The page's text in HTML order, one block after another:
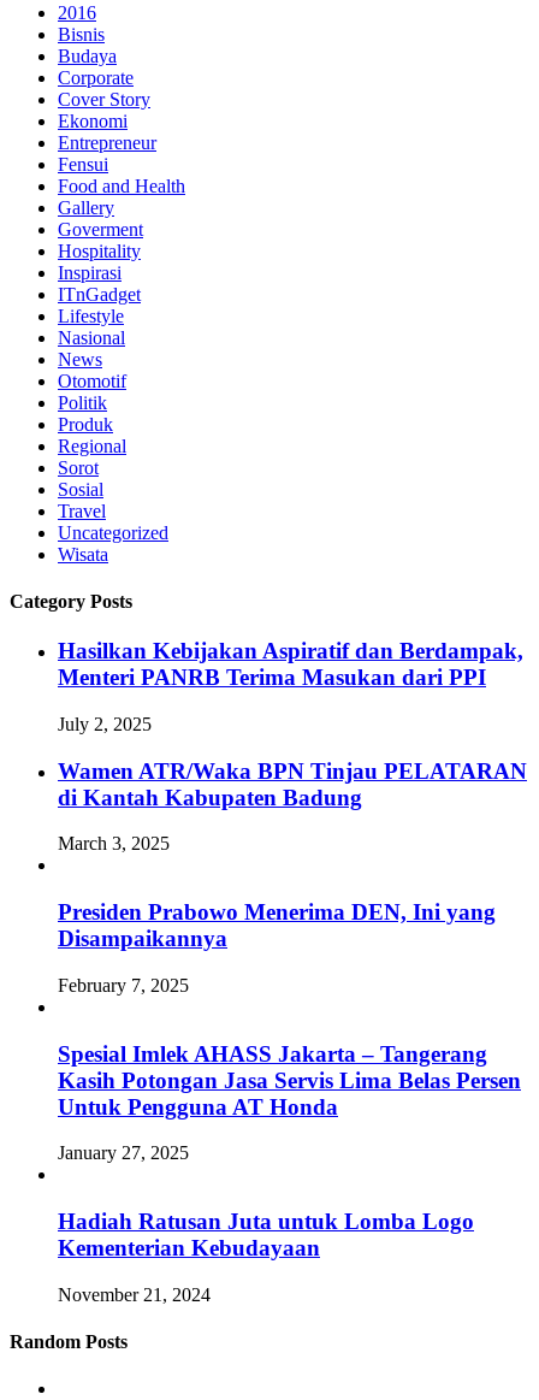
2016
Bisnis
Budaya
Corporate
Cover Story
Ekonomi
Entrepreneur
Fensui
Food and Health
Gallery
Goverment
Hospitality
Inspirasi
ITnGadget
Lifestyle
Nasional
News
Otomotif
Politik
Produk
Regional
Sorot
Sosial
Travel
Uncategorized
Wisata
Category Posts
Hasilkan Kebijakan Aspiratif dan Berdampak,
Menteri PANRB Terima Masukan dari PPI
July 2, 2025
Wamen ATR/Waka BPN Tinjau PELATARAN
di Kantah Kabupaten Badung
March 3, 2025
Presiden Prabowo Menerima DEN, Ini yang
Disampaikannya
February 7, 2025
Spesial Imlek AHASS Jakarta – Tangerang
Kasih Potongan Jasa Servis Lima Belas Persen
Untuk Pengguna AT Honda
January 27, 2025
Hadiah Ratusan Juta untuk Lomba Logo
Kementerian Kebudayaan
November 21, 2024
Random Posts